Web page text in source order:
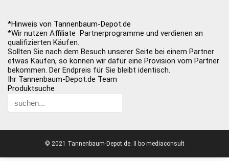
*Hinweis von Tannenbaum-Depot.de
*Wir nutzen Affiliate Partnerprogramme und verdienen an
qualifizierten Käufen.
Sollten Sie nach dem Besuch unserer Seite bei einem Partner
etwas Kaufen, so können wir dafür eine Provision vom Partner
bekommen. Der Endpreis für Sie bleibt identisch.
Ihr Tannenbaum-Depot.de Team
Produktsuche
© 2021 Tannenbaum-Depot.de. II bo mediaconsult